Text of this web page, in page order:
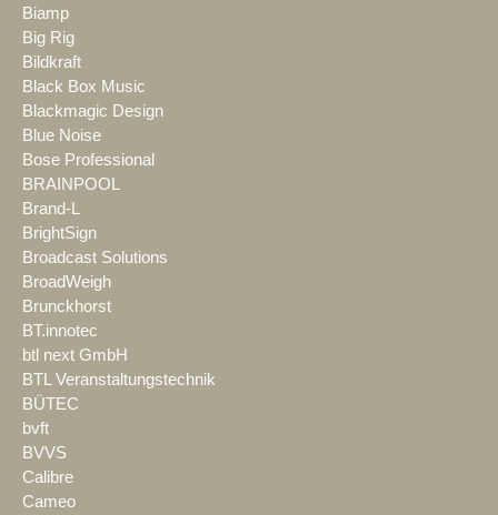
Biamp
Big Rig
Bildkraft
Black Box Music
Blackmagic Design
Blue Noise
Bose Professional
BRAINPOOL
Brand-L
BrightSign
Broadcast Solutions
BroadWeigh
Brunckhorst
BT.innotec
btl next GmbH
BTL Veranstaltungstechnik
BÜTEC
bvft
BVVS
Calibre
Cameo